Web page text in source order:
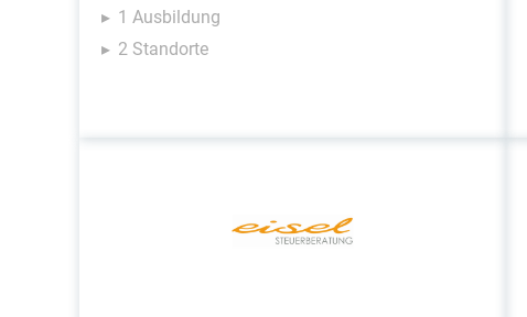
1 Ausbildung
2 Standorte